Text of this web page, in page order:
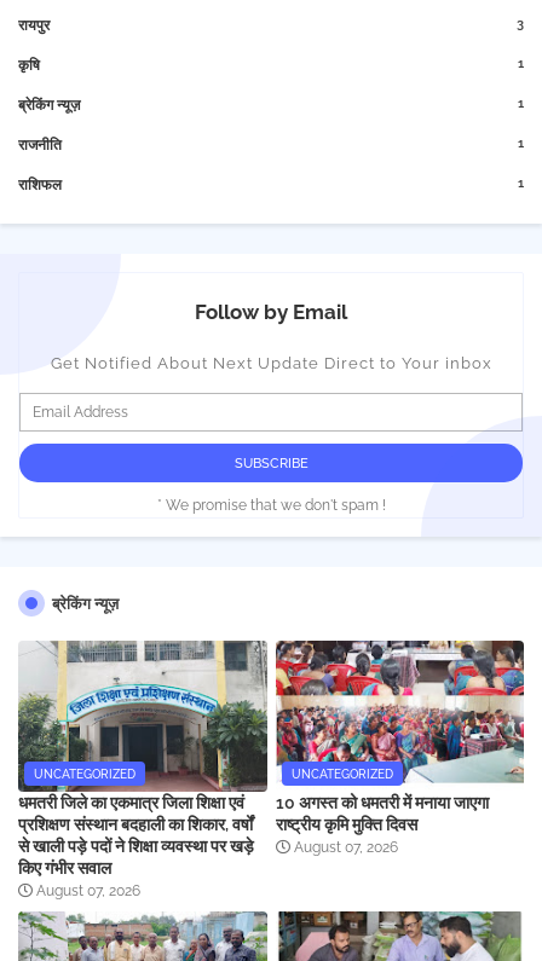
रायपुर 3
कृषि 1
ब्रेकिंग न्यूज़ 1
राजनीति 1
राशिफल 1
Follow by Email
Get Notified About Next Update Direct to Your inbox
* We promise that we don't spam !
ब्रेकिंग न्यूज़
UNCATEGORIZED
धमतरी जिले का एकमात्र जिला शिक्षा एवं
प्रशिक्षण संस्थान बदहाली का शिकार, वर्षों
से खाली पड़े पदों ने शिक्षा व्यवस्था पर खड़े
किए गंभीर सवाल
August 07, 2026
UNCATEGORIZED
10 अगस्त को धमतरी में मनाया जाएगा
राष्ट्रीय कृमि मुक्ति दिवस
August 07, 2026